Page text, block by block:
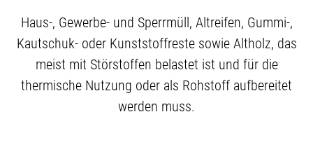
Haus-, Gewerbe- und Sperrmüll, Altreifen, Gummi-,
Kautschuk- oder Kunststoffreste sowie Altholz, das
meist mit Störstoffen belastet ist und für die
thermische Nutzung oder als Rohstoff aufbereitet
werden muss.